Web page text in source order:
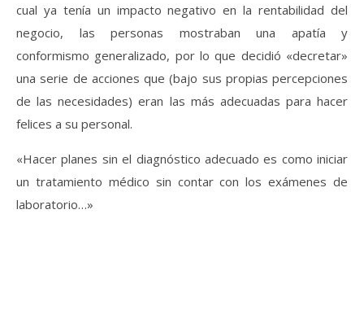
cual ya tenía un impacto negativo en la rentabilidad del
negocio, las personas mostraban una apatía y
conformismo generalizado, por lo que decidió «decretar»
una serie de acciones que (bajo sus propias percepciones
de las necesidades) eran las más adecuadas para hacer
felices a su personal.
«Hacer planes sin el diagnóstico adecuado es como iniciar
un tratamiento médico sin contar con los exámenes de
laboratorio…»